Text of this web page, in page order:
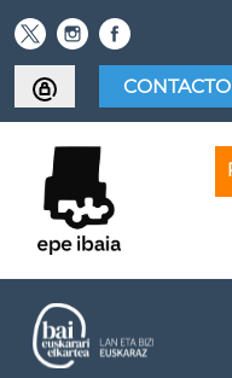
Skip
to
content
CONTACTO